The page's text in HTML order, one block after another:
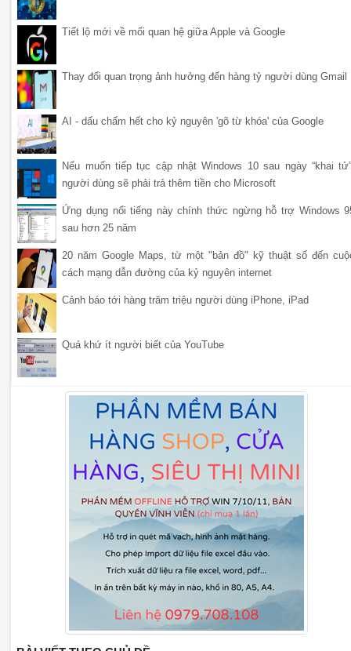
Tiết lộ mới về mối quan hệ giữa Apple và Google
Thay đổi quan trọng ảnh hưởng đến hàng tỷ người dùng Gmail
AI - dấu chấm hết cho kỷ nguyên 'gõ từ khóa' của Google
Nếu muốn tiếp tục cập nhật Windows 10 sau ngày “khai
người dùng sẽ phải trả thêm tiền cho Microsoft
Ứng dụng nổi tiếng này chính thức ngừng hỗ trợ Windows
sau hơn 25 năm
20 năm Google Maps, từ một "bản đồ" kỹ thuật số đến
cách mạng dẫn đường của kỷ nguyên internet
Cảnh báo tới hàng trăm triệu người dùng iPhone, iPad
Quá khứ ít người biết của YouTube